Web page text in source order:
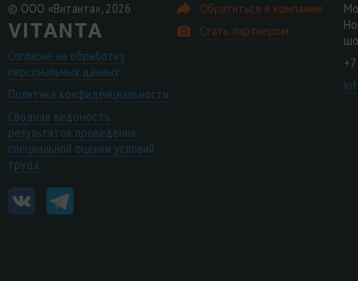
© ООО «Витанта», 2026
Согласие на обработку
персональных данных
Политика конфиденциальности
Сводная ведомость
результатов проведения
специальной оценки условий
труда
Обратиться в компанию
Стать партнером